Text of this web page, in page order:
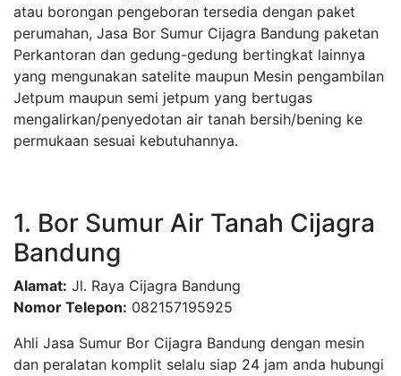
atau borongan pengeboran tersedia dengan paket
perumahan, Jasa Bor Sumur Cijagra Bandung paketan
Perkantoran dan gedung-gedung bertingkat lainnya
yang mengunakan satelite maupun Mesin pengambilan
Jetpum maupun semi jetpum yang bertugas
mengalirkan/penyedotan air tanah bersih/bening ke
permukaan sesuai kebutuhannya.
1. Bor Sumur Air Tanah Cijagra
Bandung
Alamat: Jl. Raya Cijagra Bandung
Nomor Telepon: 082157195925
Ahli Jasa Sumur Bor Cijagra Bandung dengan mesin
dan peralatan komplit selalu siap 24 jam anda hubungi